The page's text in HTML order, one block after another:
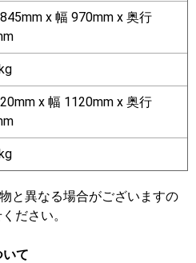
x 幅 970mm x 奥行
x 幅 1120mm x 奥行
と異なる場合がございますの
ださい。
て